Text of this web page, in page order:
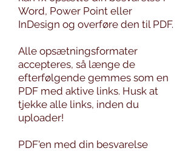
Word, Power Point eller
InDesign og overføre den til PDF.
Alle opsætningsformater
accepteres, så længe de
efterfølgende gemmes som en
PDF med aktive links. Husk at
tjekke alle links, inden du
uploader!
PDF'en med din besvarelse